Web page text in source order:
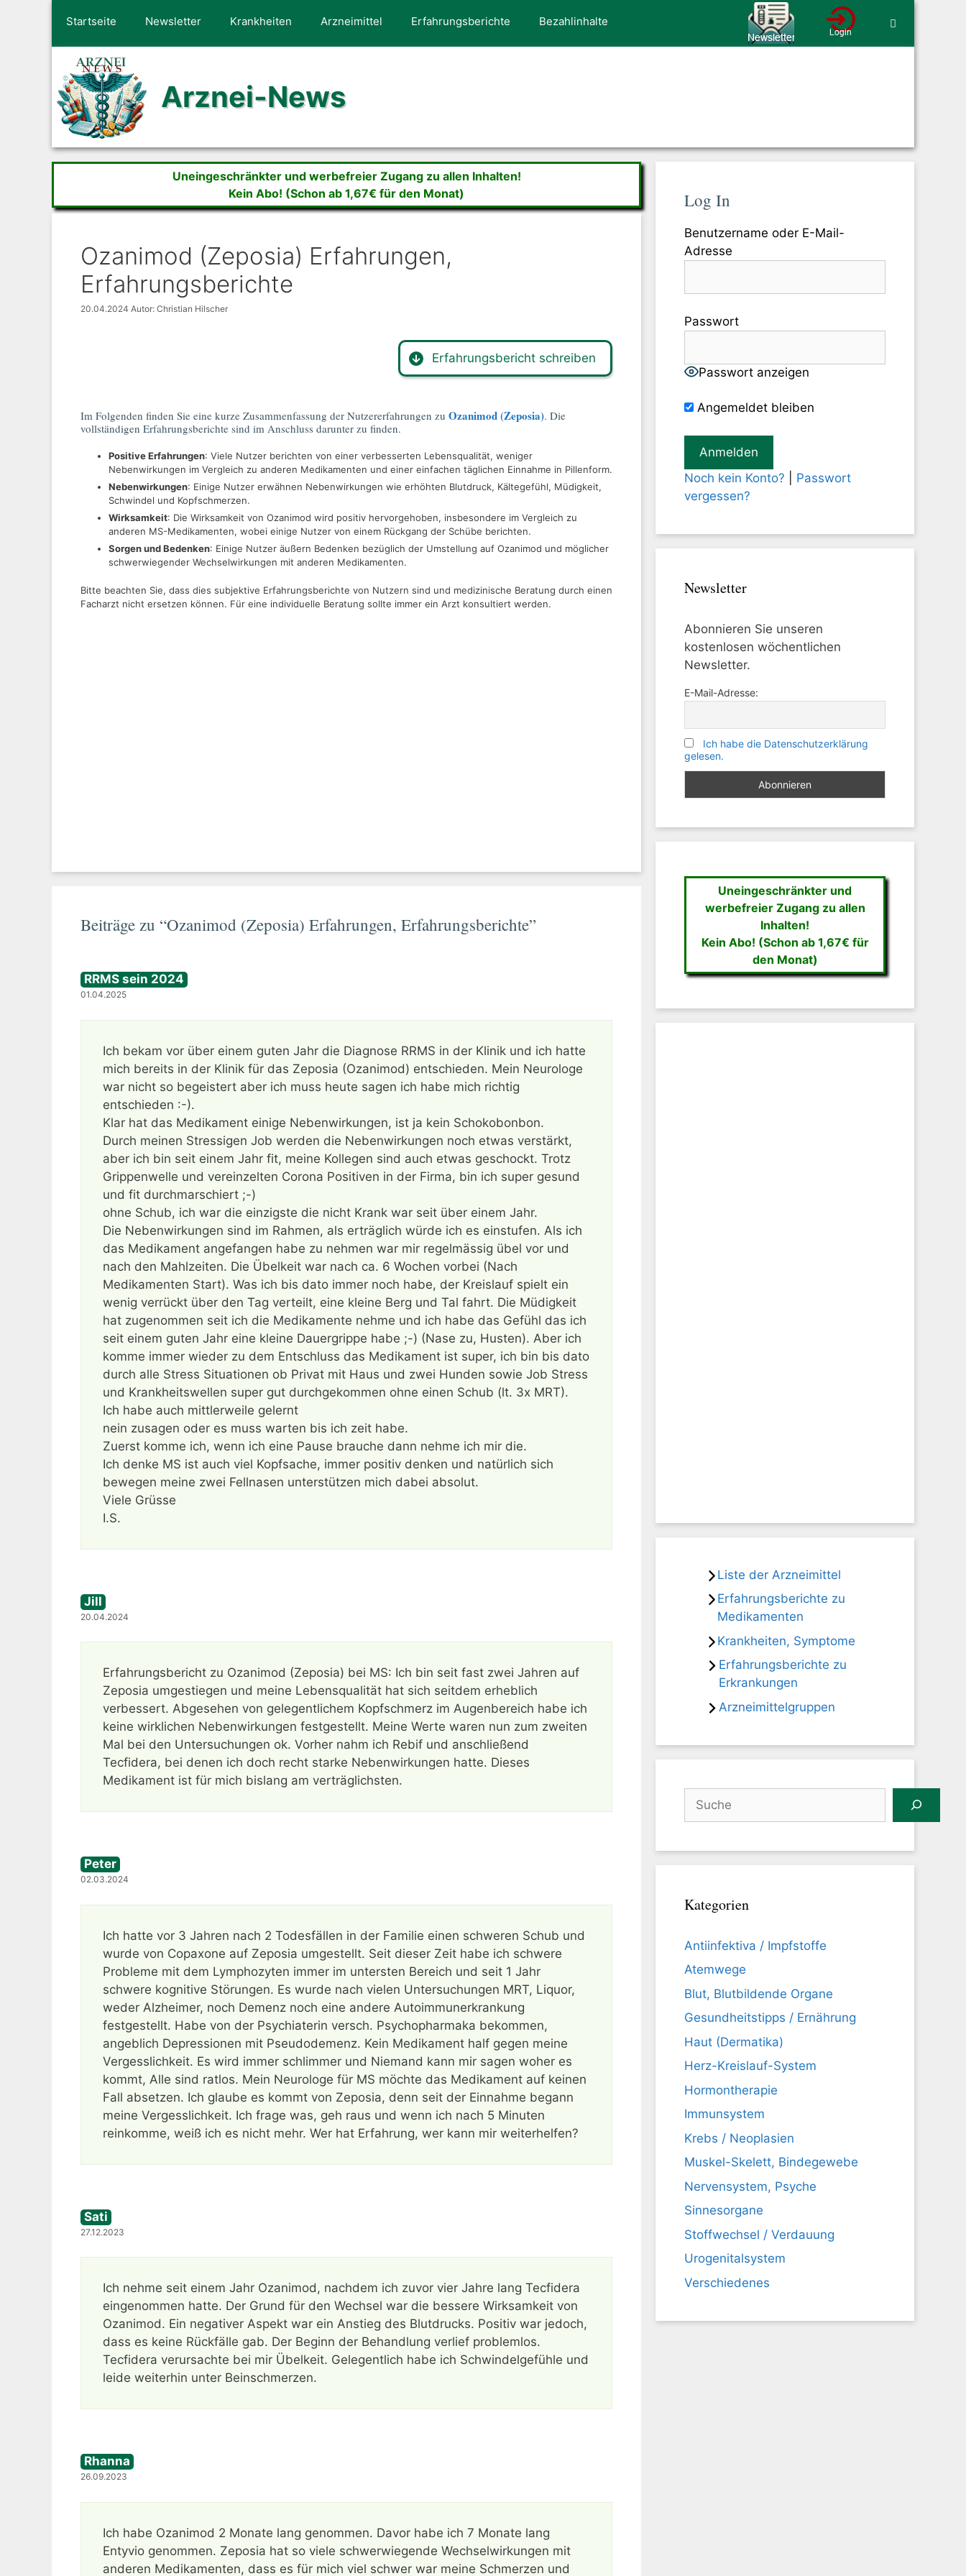
Startseite Newsletter Krankheiten Arzneimittel Erfahrungsberichte Bezahlinhalte
Arznei-News
Uneingeschränkter und werbefreier Zugang zu allen Inhalten!
Kein Abo! (Schon ab 1,67€ für den Monat)
Ozanimod (Zeposia) Erfahrungen,
Erfahrungsberichte
20.04.2024 Autor: Christian Hilscher
Erfahrungsbericht schreiben
Im Folgenden finden Sie eine kurze Zusammenfassung der Nutzererfahrungen zu Ozanimod (Zeposia). Die
vollständigen Erfahrungsberichte sind im Anschluss darunter zu finden.
Positive Erfahrungen: Viele Nutzer berichten von einer verbesserten Lebensqualität, weniger
Nebenwirkungen im Vergleich zu anderen Medikamenten und einer einfachen täglichen Einnahme in Pillenform.
Nebenwirkungen: Einige Nutzer erwähnen Nebenwirkungen wie erhöhten Blutdruck, Kältegefühl, Müdigkeit,
Schwindel und Kopfschmerzen.
Wirksamkeit: Die Wirksamkeit von Ozanimod wird positiv hervorgehoben, insbesondere im Vergleich zu
anderen MS-Medikamenten, wobei einige Nutzer von einem Rückgang der Schübe berichten.
Sorgen und Bedenken: Einige Nutzer äußern Bedenken bezüglich der Umstellung auf Ozanimod und möglicher
schwerwiegender Wechselwirkungen mit anderen Medikamenten.
Bitte beachten Sie, dass dies subjektive Erfahrungsberichte von Nutzern sind und medizinische Beratung durch einen
Facharzt nicht ersetzen können. Für eine individuelle Beratung sollte immer ein Arzt konsultiert werden.
Beiträge zu “Ozanimod (Zeposia) Erfahrungen, Erfahrungsberichte”
RRMS sein 2024
01.04.2025
Ich bekam vor über einem guten Jahr die Diagnose RRMS in der Klinik und ich hatte
mich bereits in der Klinik für das Zeposia (Ozanimod) entschieden. Mein Neurologe
war nicht so begeistert aber ich muss heute sagen ich habe mich richtig
entschieden :-).
Klar hat das Medikament einige Nebenwirkungen, ist ja kein Schokobonbon.
Durch meinen Stressigen Job werden die Nebenwirkungen noch etwas verstärkt,
aber ich bin seit einem Jahr fit, meine Kollegen sind auch etwas geschockt. Trotz
Grippenwelle und vereinzelten Corona Positiven in der Firma, bin ich super gesund
und fit durchmarschiert ;-)
ohne Schub, ich war die einzigste die nicht Krank war seit über einem Jahr.
Die Nebenwirkungen sind im Rahmen, als erträglich würde ich es einstufen. Als ich
das Medikament angefangen habe zu nehmen war mir regelmässig übel vor und
nach den Mahlzeiten. Die Übelkeit war nach ca. 6 Wochen vorbei (Nach
Medikamenten Start). Was ich bis dato immer noch habe, der Kreislauf spielt ein
wenig verrückt über den Tag verteilt, eine kleine Berg und Tal fahrt. Die Müdigkeit
hat zugenommen seit ich die Medikamente nehme und ich habe das Gefühl das ich
seit einem guten Jahr eine kleine Dauergrippe habe ;-) (Nase zu, Husten). Aber ich
komme immer wieder zu dem Entschluss das Medikament ist super, ich bin bis dato
durch alle Stress Situationen ob Privat mit Haus und zwei Hunden sowie Job Stress
und Krankheitswellen super gut durchgekommen ohne einen Schub (lt. 3x MRT).
Ich habe auch mittlerweile gelernt
nein zusagen oder es muss warten bis ich zeit habe.
Zuerst komme ich, wenn ich eine Pause brauche dann nehme ich mir die.
Ich denke MS ist auch viel Kopfsache, immer positiv denken und natürlich sich
bewegen meine zwei Fellnasen unterstützen mich dabei absolut.
Viele Grüsse
I.S.
Jill
20.04.2024
Erfahrungsbericht zu Ozanimod (Zeposia) bei MS: Ich bin seit fast zwei Jahren auf
Zeposia umgestiegen und meine Lebensqualität hat sich seitdem erheblich
verbessert. Abgesehen von gelegentlichem Kopfschmerz im Augenbereich habe ich
keine wirklichen Nebenwirkungen festgestellt. Meine Werte waren nun zum zweiten
Mal bei den Untersuchungen ok. Vorher nahm ich Rebif und anschließend
Tecfidera, bei denen ich doch recht starke Nebenwirkungen hatte. Dieses
Medikament ist für mich bislang am verträglichsten.
Peter
02.03.2024
Ich hatte vor 3 Jahren nach 2 Todesfällen in der Familie einen schweren Schub und
wurde von Copaxone auf Zeposia umgestellt. Seit dieser Zeit habe ich schwere
Probleme mit dem Lymphozyten immer im untersten Bereich und seit 1 Jahr
schwere kognitive Störungen. Es wurde nach vielen Untersuchungen MRT, Liquor,
weder Alzheimer, noch Demenz noch eine andere Autoimmunerkrankung
festgestellt. Habe von der Psychiaterin versch. Psychopharmaka bekommen,
angeblich Depressionen mit Pseudodemenz. Kein Medikament half gegen meine
Vergesslichkeit. Es wird immer schlimmer und Niemand kann mir sagen woher es
kommt, Alle sind ratlos. Mein Neurologe für MS möchte das Medikament auf keinen
Fall absetzen. Ich glaube es kommt von Zeposia, denn seit der Einnahme begann
meine Vergesslichkeit. Ich frage was, geh raus und wenn ich nach 5 Minuten
reinkomme, weiß ich es nicht mehr. Wer hat Erfahrung, wer kann mir weiterhelfen?
Sati
27.12.2023
Ich nehme seit einem Jahr Ozanimod, nachdem ich zuvor vier Jahre lang Tecfidera
eingenommen hatte. Der Grund für den Wechsel war die bessere Wirksamkeit von
Ozanimod. Ein negativer Aspekt war ein Anstieg des Blutdrucks. Positiv war jedoch,
dass es keine Rückfälle gab. Der Beginn der Behandlung verlief problemlos.
Tecfidera verursachte bei mir Übelkeit. Gelegentlich habe ich Schwindelgefühle und
leide weiterhin unter Beinschmerzen.
Rhanna
26.09.2023
Ich habe Ozanimod 2 Monate lang genommen. Davor habe ich 7 Monate lang
Entyvio genommen. Zeposia hat so viele schwerwiegende Wechselwirkungen mit
anderen Medikamenten, dass es für mich viel schwer war meine Schmerzen und
Log In
Benutzername oder E-Mail-
Adresse
Passwort
Passwort anzeigen
Angemeldet bleiben
Noch kein Konto?
Passwort
vergessen?
Newsletter
Abonnieren Sie unseren
kostenlosen wöchentlichen
Newsletter.
E-Mail-Adresse:
Ich habe die Datenschutzerklärung
gelesen.
Uneingeschränkter und
werbefreier Zugang zu allen
Inhalten!
Kein Abo! (Schon ab 1,67€ für
den Monat)
Liste der Arzneimittel
Erfahrungsberichte zu
Medikamenten
Krankheiten, Symptome
Erfahrungsberichte zu
Erkrankungen
Arzneimittelgruppen
Kategorien
Antiinfektiva / Impfstoffe
Atemwege
Blut, Blutbildende Organe
Gesundheitstipps / Ernährung
Haut (Dermatika)
Herz-Kreislauf-System
Hormontherapie
Immunsystem
Krebs / Neoplasien
Muskel-Skelett, Bindegewebe
Nervensystem, Psyche
Sinnesorgane
Stoffwechsel / Verdauung
Urogenitalsystem
Verschiedenes